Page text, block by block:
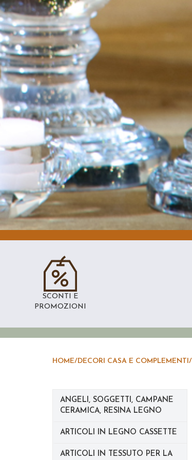
SCONTI E
PROMOZIONI
HOME/DECORI CASA E COMPLEMENTI/
ANGELI, SOGGETTI, CAMPANE
CERAMICA, RESINA LEGNO
ARTICOLI IN LEGNO CASSETTE
ARTICOLI IN TESSUTO PER LA